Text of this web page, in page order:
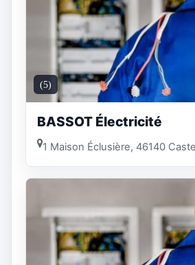
(5)
BASSOT Électricité
1 Maison Éclusière, 46140